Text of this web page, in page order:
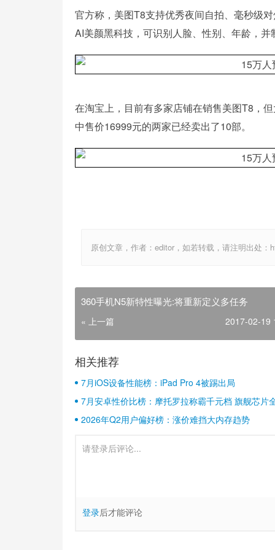
官方称，美图T8支持优秀夜间自拍、毫秒级
AI美颜黑科技，可识别人脸、性别、年龄，
在淘宝上，目前有多家店铺在销售美图T8，
中售价16999元的两家已经卖出了10部。
原创文章，作者：editor，如若转载，请注明出处
360手机N5新特性曝光:将重新定义多任务
« 上一篇 2017-02-19
相关推荐
7月iOS设备性能榜：iPad Pro 4被踢出局
7月安卓性价比榜：摩托罗拉称霸千元档 旗舰芯片
2026年Q2用户偏好榜：涨价难挡大内存趋势
登录后才能评论